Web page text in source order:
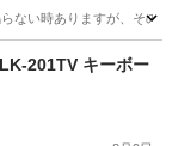
ない時ありますが、そ
201TV キーボー